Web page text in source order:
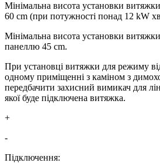
Мінімальна висота установки
60 cm (при потужності понад 12 kW
Мінімальна висота установки
панеллю 45 cm.
При установці витяжки для режиму
одному приміщенні з каміном з
передбачити захисний вимикач для
якої буде підключена витяжка.
+
-
Підключення: